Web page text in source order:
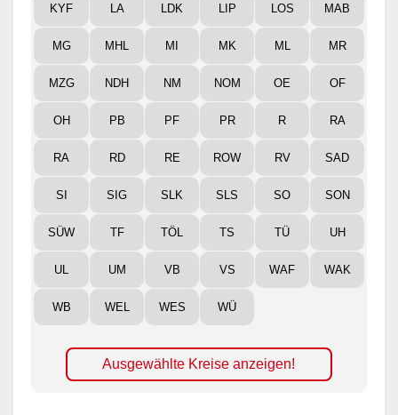
KYF LA LDK LIP LOS MAB
MG MHL MI MK ML MR
MZG NDH NM NOM OE OF
OH PB PF PR R RA
RA RD RE ROW RV SAD
SI SIG SLK SLS SO SON
SÜW TF TÖL TS TÜ UH
UL UM VB VS WAF WAK
WB WEL WES WÜ
Ausgewählte Kreise anzeigen!